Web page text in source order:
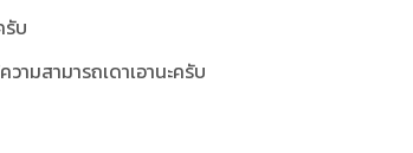
รับ
ามสามารถเดาเอานะครับ